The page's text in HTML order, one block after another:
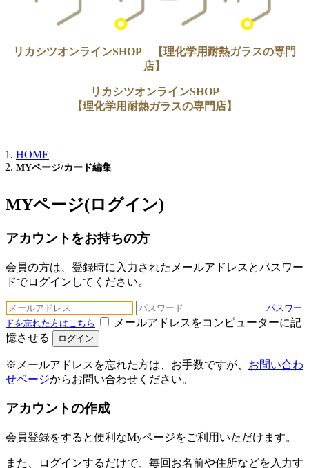
リカシツオンラインSHOP 【理化学用耐熱ガラスの専門
店】
リカシツオンラインSHOP
【理化学用耐熱ガラスの専門店】
HOME
MYページ/カード編集
MYページ(ログイン)
アカウントをお持ちの方
会員の方は、登録時に入力されたメールアドレスとパスワー
ドでログインしてください。
パスワー
ドを忘れた方はこちら
メールアドレスをコンピューターに記
憶させる
ログイン
※メールアドレスを忘れた方は、お手数ですが、 お問い合わ
せページからお問い合わせください。
アカウントの作成
会員登録をすると便利なMyページをご利用いただけます。
また、ログインするだけで、毎回お名前や住所などを入力す